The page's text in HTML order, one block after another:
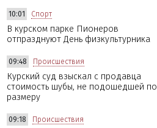
10:01 Спорт
В курском парке Пионеров
отпразднуют День физкультурника
09:48 Происшествия
Курский суд взыскал с продавца
стоимость шубы, не подошедшей по
размеру
09:18 Происшествия